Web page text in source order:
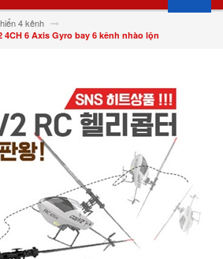
4 kênh
4CH 6 Axis Gyro bay 6 kênh nhào lộn